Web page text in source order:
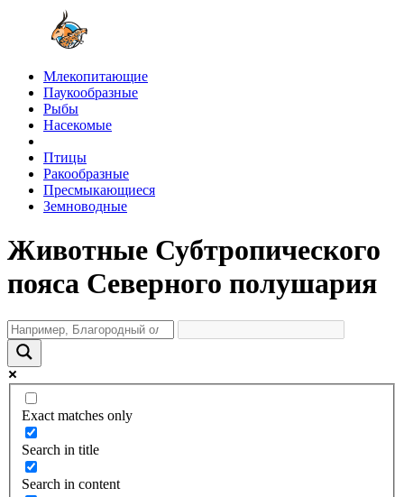
Млекопитающие
Паукообразные
Рыбы
Насекомые
Птицы
Ракообразные
Пресмыкающиеся
Земноводные
Животные Субтропического
пояса Северного полушария
Exact matches only
Search in title
Search in content